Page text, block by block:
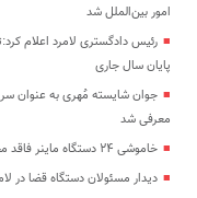
امور بین‌الملل شد
رئیس دادگستری لامرد اعلام
پایان سال جاری
جوان شایسته مُهری به عنوان
معرفی شد
خاموشی ۲۴ دستگاه ماینر فاقد مجوز در لامرد
دیدار مسئولان دستگاه قضا در